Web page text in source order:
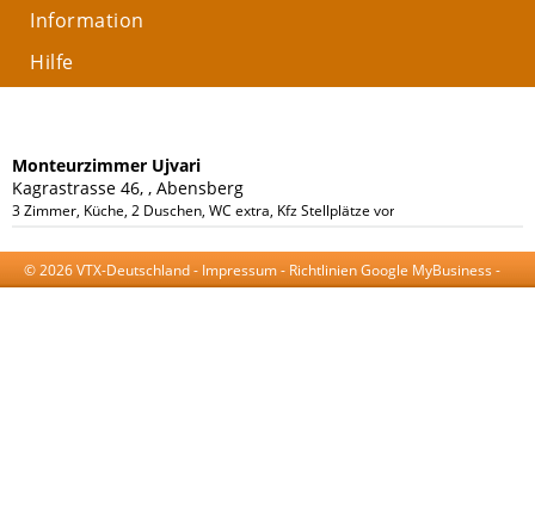
Information
Hilfe
Monteurzimmer Ujvari
Kagrastrasse 46, , Abensberg
3 Zimmer, Küche, 2 Duschen, WC extra, Kfz Stellplätze vor dem Haus,
© 2026 VTX-Deutschland - Impressum- Richtlinien Google MyBusiness -
AGB-Datenschutzerklärung